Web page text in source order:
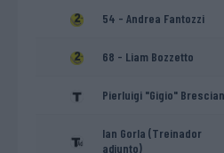
54 - Andrea Fantozzi
68 - Liam Bozzetto
Pierluigi "Gigio"
Ian Gorla (Treinador
adjunto)